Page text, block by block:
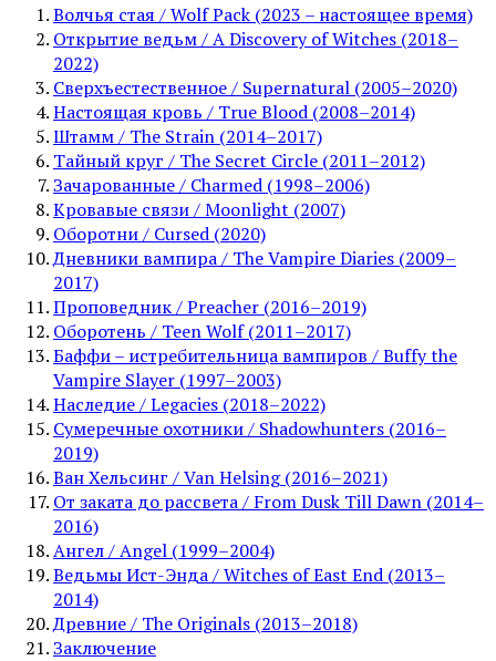
Волчья стая / Wolf Pack (2023 – настоящее время)
Открытие ведьм / A Discovery of Witches (2018–
2022)
Сверхъестественное / Supernatural (2005–2020)
Настоящая кровь / True Blood (2008–2014)
Штамм / The Strain (2014–2017)
Тайный круг / The Secret Circle (2011–2012)
Зачарованные / Charmed (1998–2006)
Кровавые связи / Moonlight (2007)
Оборотни / Cursed (2020)
Дневники вампира / The Vampire Diaries (2009–
2017)
Проповедник / Preacher (2016–2019)
Оборотень / Teen Wolf (2011–2017)
Баффи – истребительница вампиров / Buffy the
Vampire Slayer (1997–2003)
Наследие / Legacies (2018–2022)
Сумеречные охотники / Shadowhunters (2016–
2019)
Ван Хельсинг / Van Helsing (2016–2021)
От заката до рассвета / From Dusk Till Dawn (2014–
2016)
Ангел / Angel (1999–2004)
Ведьмы Ист-Энда / Witches of East End (2013–
2014)
Древние / The Originals (2013–2018)
Заключение